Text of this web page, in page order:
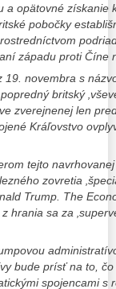
opätovné získanie
pobočky
západu proti Číne
novembra s
britský
zverejnenej len
Kráľovstvo
tejto
zovretia
Trump. The
hrania sa za
bude prísť na to,
spojencami s